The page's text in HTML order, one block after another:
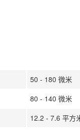
50 - 180 微米
80 - 140 微米
12.2 - 7.6 平方